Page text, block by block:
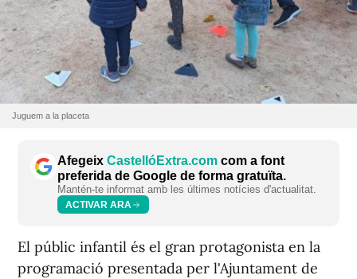
Juguem a la placeta
Afegeix CastellóExtra.com com a font
preferida de Google de forma gratuïta.
Mantén-te informat amb les últimes notícies d'actualitat.
ACTIVAR ARA
El públic infantil és el gran protagonista en la
programació presentada per l'Ajuntament de